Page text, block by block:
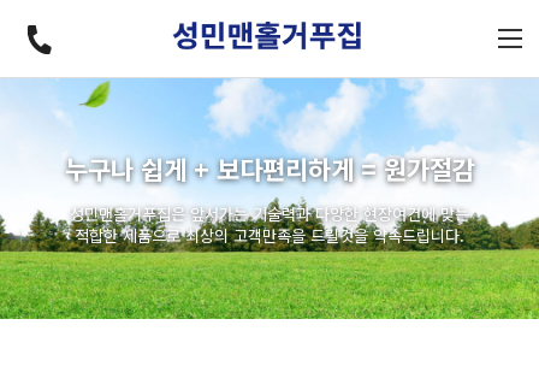
누구나 쉽게 + 보다편리하게 = 원가절감
성민맨홀거푸집은 앞서가는 기술력과 다양한 현장여건에 맞는
적합한 제품으로 최상의 고객만족을 드릴것을 약속드립니다.